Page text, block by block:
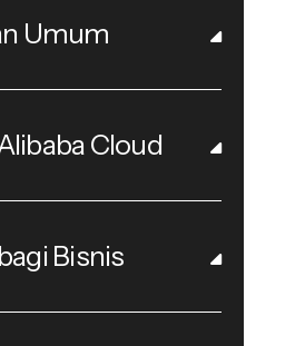
Umum
Cloud
Bisnis